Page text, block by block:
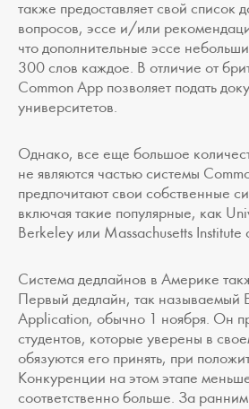
также предоставляет свой список
вопросов, эссе и/или
что дополнительные эссе
300 слов каждое. В отличие от
Common App позволяет подать
университетов.
Однако, все еще большое
не являются частью системы
предпочитают свои собственные
включая такие популярные, как
Berkeley или Massachusetts Institute
Система дедлайнов в Америке
Первый дедлайн, так называемый
Application, обычно 1 ноября. Он
студентов, которые уверены в
обязуются его принять, при
Конкуренции на этом этапе
соответственно больше. За